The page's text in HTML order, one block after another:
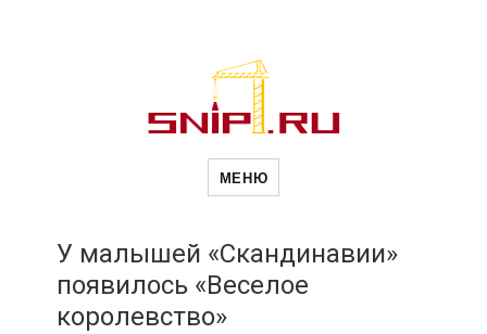
Новости
рубрики
МЕНЮ
У малышей «Скандинавии»
появилось «Веселое
королевство»